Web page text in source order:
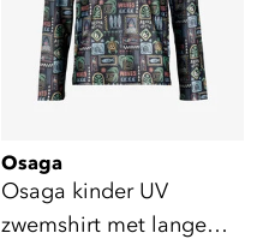
Osaga
Osaga kinder UV
zwemshirt met lange